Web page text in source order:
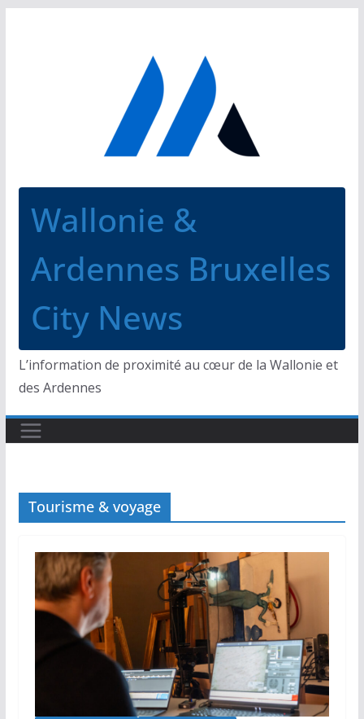
Wallonie &
Ardennes Bruxelles
City News
L’information de proximité au cœur de la Wallonie et
des Ardennes
Tourisme & voyage